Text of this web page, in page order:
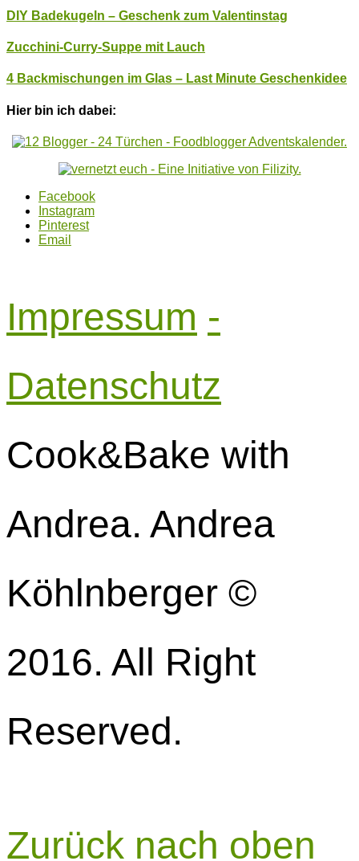
DIY Badekugeln – Geschenk zum Valentinstag
Zucchini-Curry-Suppe mit Lauch
4 Backmischungen im Glas – Last Minute Geschenkidee
Hier bin ich dabei:
Facebook
Instagram
Pinterest
Email
Impressum -
Datenschutz
Cook&Bake with
Andrea. Andrea
Köhlnberger ©
2016. All Right
Reserved.
Zurück nach oben